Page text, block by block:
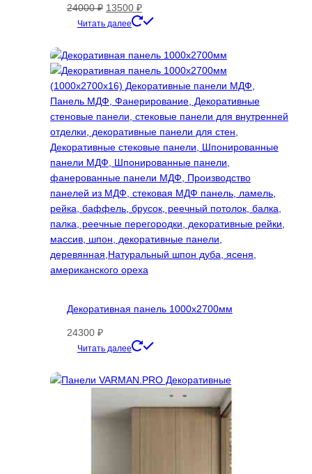
24000₽ Первоначальная
цена
24000 ₽.
13500 ₽Текущая
цена:
Читать далее
имеет
несколько
вариаций.
Опции
можно
выбрать
на
странице
товара.
Декоративная панель 1000х2700мм
24300 ₽
Читать далее
имеет
несколько
вариаций.